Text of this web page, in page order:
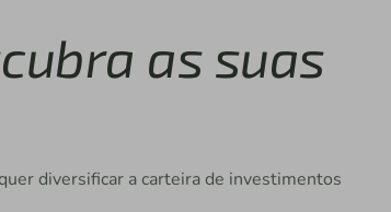
as suas
diversificar a carteira de investimentos